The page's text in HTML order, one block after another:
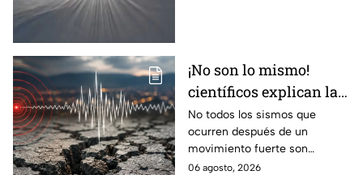
¡No son lo mismo!
científicos explican las
diferencias entre
enjambre sísmico y
réplicas
No todos los sismos que
ocurren después de un
movimiento fuerte son
réplicas. Científicos explican
06 agosto, 2026